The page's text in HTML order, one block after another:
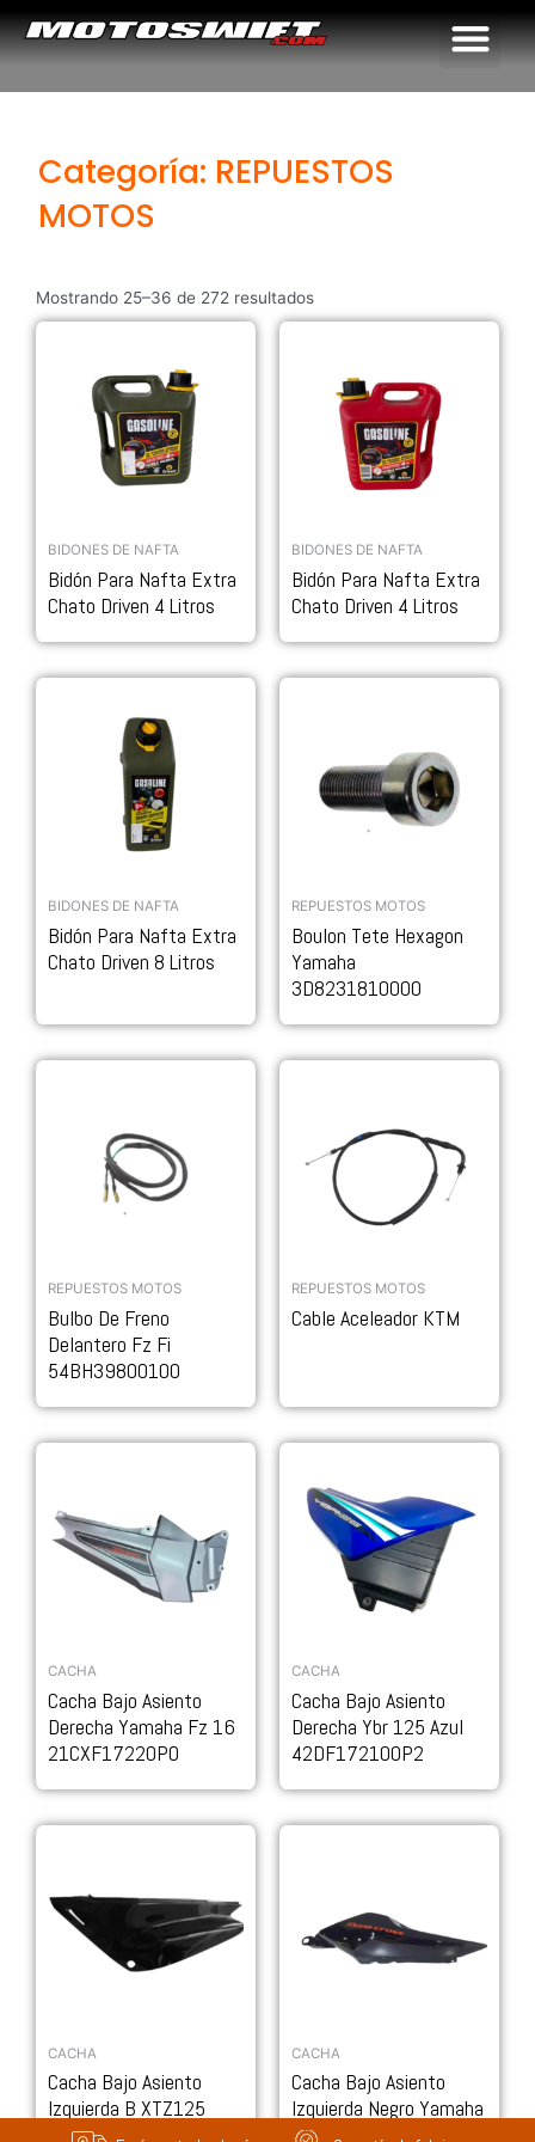
Categoría: REPUESTOS
MOTOS
Mostrando 25–36 de 272 resultados
BIDONES DE NAFTA
Bidón Para Nafta Extra
Chato Driven 4 Litros
BIDONES DE NAFTA
Bidón Para Nafta Extra
Chato Driven 4 Litros
BIDONES DE NAFTA
Bidón Para Nafta Extra
Chato Driven 8 Litros
REPUESTOS MOTOS
Boulon Tete Hexagon
Yamaha
3D8231810000
REPUESTOS MOTOS
Bulbo De Freno
Delantero Fz Fi
54BH39800100
REPUESTOS MOTOS
Cable Aceleador KTM
CACHA
Cacha Bajo Asiento
Derecha Yamaha Fz 16
21CXF17220P0
CACHA
Cacha Bajo Asiento
Derecha Ybr 125 Azul
42DF172100P2
CACHA
Cacha Bajo Asiento
Izquierda B XTZ125
Yamaha 5RMF1711200
CACHA
Cacha Bajo Asiento
Izquierda Negro Yamaha
Fz 16 21CXF1732033